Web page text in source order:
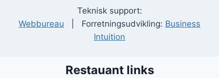
Teknisk support:
Webbureau | Forretningsudvikling: Business
Intuition
Restauant links